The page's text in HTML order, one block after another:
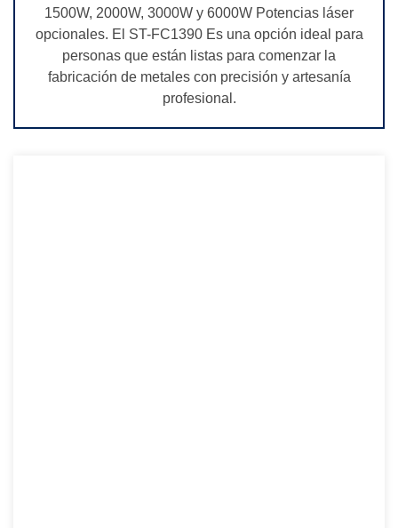
1500W, 2000W, 3000W y 6000W Potencias láser
opcionales. El ST-FC1390 Es una opción ideal para
personas que están listas para comenzar la
fabricación de metales con precisión y artesanía
profesional.